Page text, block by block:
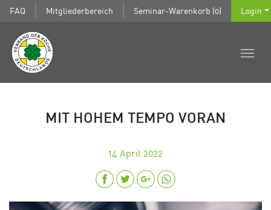
FAQ Mitgliederbereich Seminar-Warenkorb (0) Login
MIT HOHEM TEMPO VORAN
14 April 2022